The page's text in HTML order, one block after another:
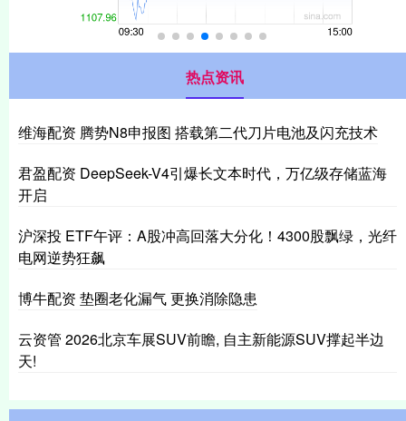
热点资讯
维海配资 腾势N8申报图 搭载第二代刀片电池及闪充技术
君盈配资 DeepSeek-V4引爆长文本时代，万亿级存储蓝海
开启
沪深投 ETF午评：A股冲高回落大分化！4300股飘绿，光纤
电网逆势狂飙
博牛配资 垫圈老化漏气 更换消除隐患
云资管 2026北京车展SUV前瞻, 自主新能源SUV撑起半边
天!